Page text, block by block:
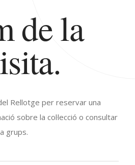
de la
Rellotge per reservar una
sobre la col·lecció o consultar
grups.